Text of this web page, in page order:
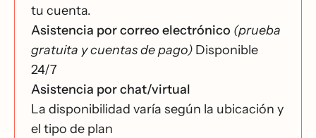
tu cuenta.
Asistencia por correo electrónico (prueba
gratuita y cuentas de pago) Disponible
24/7
Asistencia por chat/virtual
La disponibilidad varía según la ubicación y
el tipo de plan